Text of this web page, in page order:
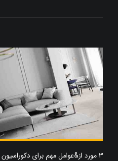
3 مورد از&عوامل مهم برای